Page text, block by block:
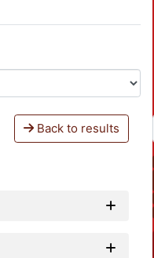
Back to results